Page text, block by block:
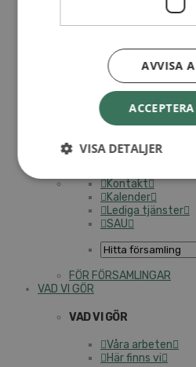
Materialbank
Redovisning och
Kyrkoavgiften
LOGGA IN
Medlemsregister
Kontakt
Kalender
Lediga tjänster
SAU
FÖR FÖRSAMLINGAR
VAD VI GÖR
VAD VI GÖR
Våra arbeten
Här finns vi
AVVISA
VISA DETALJER